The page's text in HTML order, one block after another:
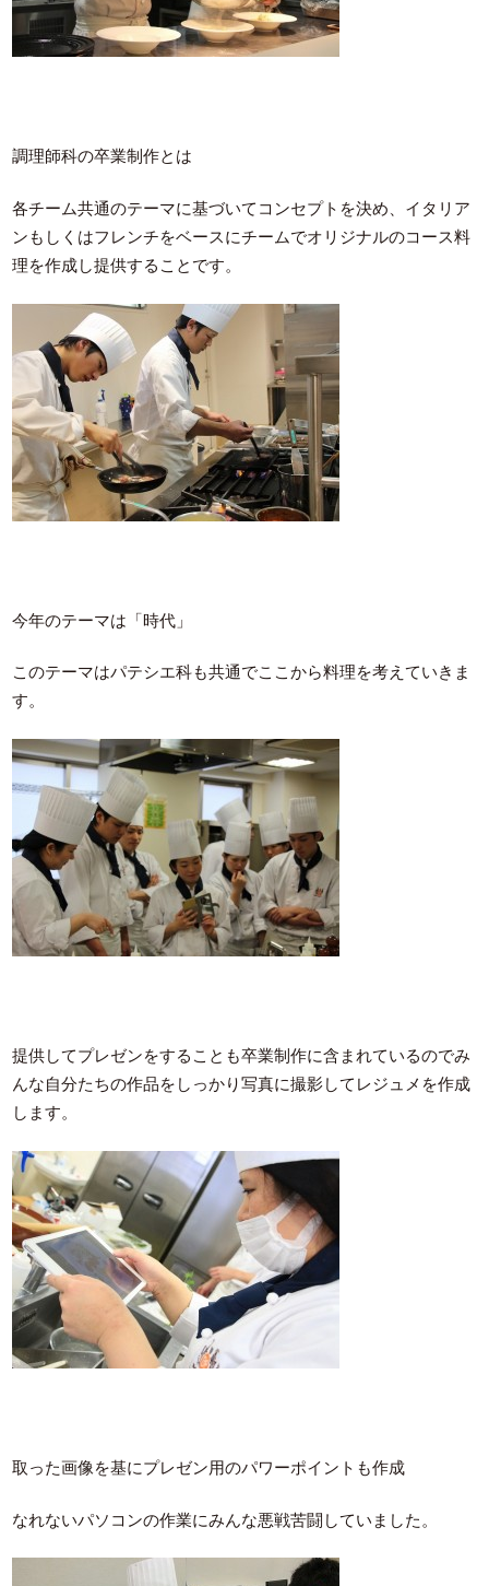
調理師科の卒業制作とは
各チーム共通のテーマに基づいてコンセプトを決め、イタリア
ンもしくはフレンチをベースにチームでオリジナルのコース料
理を作成し提供することです。
今年のテーマは「時代」
このテーマはパテシエ科も共通でここから料理を考えていきま
す。
提供してプレゼンをすることも卒業制作に含まれているのでみ
んな自分たちの作品をしっかり写真に撮影してレジュメを作成
します。
取った画像を基にプレゼン用のパワーポイントも作成
なれないパソコンの作業にみんな悪戦苦闘していました。